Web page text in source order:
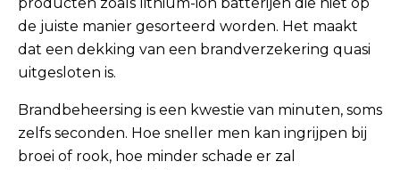
Maak een afspraak
de juiste manier gesorteerd worden. Het maakt
dat een dekking van een brandverzekering quasi
uitgesloten is.
Brandbeheersing is een kwestie van minuten, soms
zelfs seconden. Hoe sneller men kan ingrijpen bij
broei of rook, hoe minder schade er zal